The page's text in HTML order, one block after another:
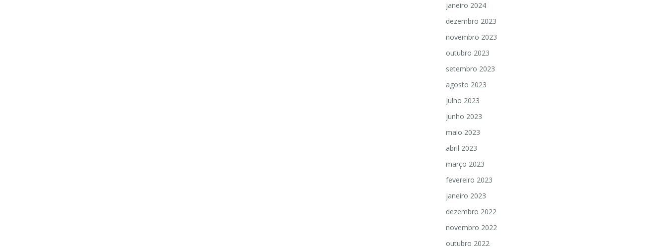
janeiro 2024
dezembro 2023
novembro 2023
outubro 2023
setembro 2023
agosto 2023
julho 2023
junho 2023
maio 2023
abril 2023
março 2023
fevereiro 2023
janeiro 2023
dezembro 2022
novembro 2022
outubro 2022